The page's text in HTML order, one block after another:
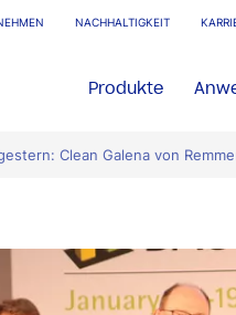
NACHHALTIGKEIT
Produkte
Clean Galena von